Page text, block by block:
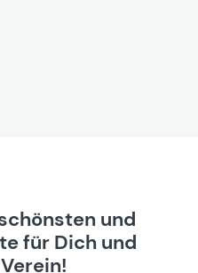
und
für Dich und